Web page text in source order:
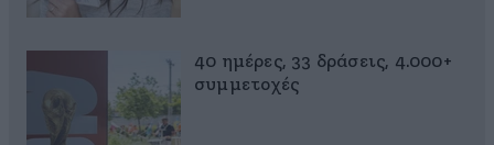
40 ημέρες, 33 δράσεις, 4.000+
συμμετοχές